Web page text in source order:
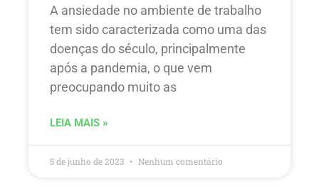
A ansiedade no ambiente de trabalho
tem sido caracterizada como uma das
doenças do século, principalmente
após a pandemia, o que vem
preocupando muito as
LEIA MAIS »
5 de junho de 2023 Nenhum comentário